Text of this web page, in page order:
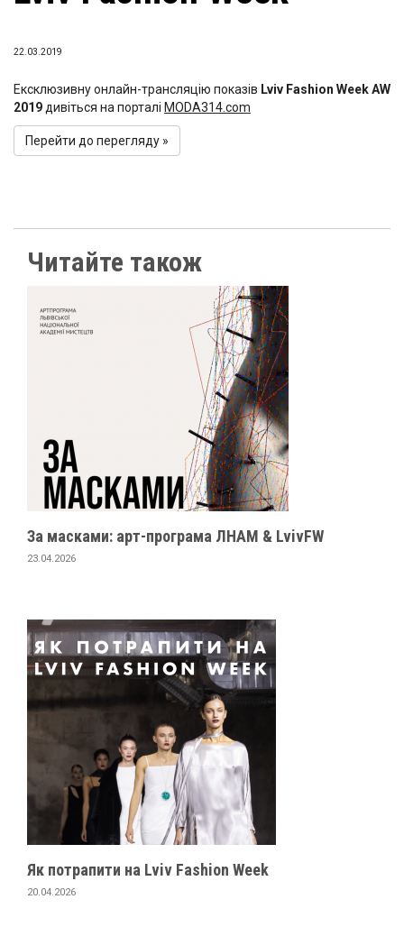
22.03.2019
Ексклюзивну онлайн-трансляцію показів Lviv Fashion Week AW
2019 дивіться на порталі MODA314.com
Перейти до перегляду »
Читайте також
За масками: арт-програма ЛНАМ & LvivFW
23.04.2026
Як потрапити на Lviv Fashion Week
20.04.2026